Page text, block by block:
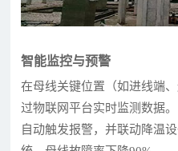
智能监控与预警
在母线关键位置（如进线端
过物联网平台实时监测数据
自动触发报警，并联动降温